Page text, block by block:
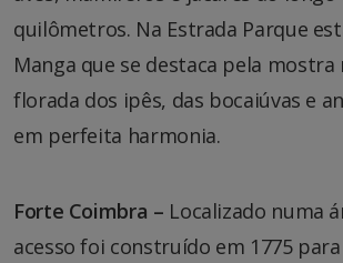
quilômetros. Na Estrada Parque
Manga que se destaca pela mostra
florada dos ipês, das bocaiúvas e
em perfeita harmonia.
Forte Coimbra – Localizado numa
acesso foi construído em 1775